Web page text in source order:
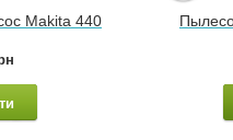
Makita 440